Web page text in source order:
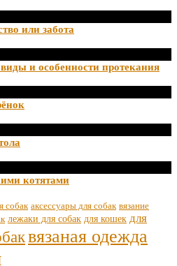
или забота
и особенности протекания
котятами
собак аксессуары для собак вязание
лежаки для собак для кошек для
вязаная одежда